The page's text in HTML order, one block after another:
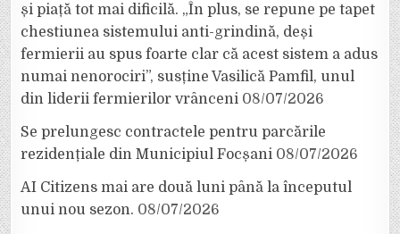
și piață tot mai dificilă. „În plus, se repune pe tapet
chestiunea sistemului anti-grindină, deși
fermierii au spus foarte clar că acest sistem a adus
numai nenorociri”, susține Vasilică Pamfil, unul
din liderii fermierilor vrânceni 08/07/2026
Se prelungesc contractele pentru parcările
rezidențiale din Municipiul Focșani 08/07/2026
AI Citizens mai are două luni până la începutul
unui nou sezon. 08/07/2026